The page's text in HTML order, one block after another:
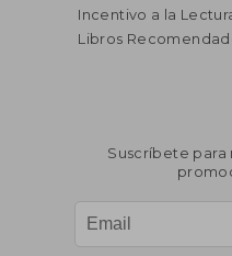
Incentivo a la
Libros
Suscríbete para